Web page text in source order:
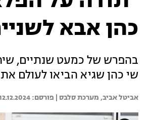
כהן אבא
בהפרש של כמעט שנתיים,
שי כהן שגיא הביאו לעולם
אביטל אביב, מערכת סלבס |